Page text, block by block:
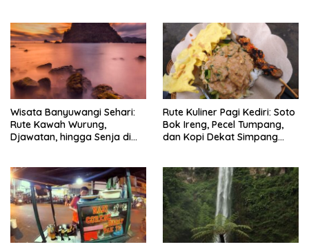
Wisata Banyuwangi Sehari:
Rute Kawah Wurung,
Djawatan, hingga Senja di
Rute Kuliner Pagi Kediri: Soto
Bok Ireng, Pecel Tumpang,
dan Kopi Dekat Simpang